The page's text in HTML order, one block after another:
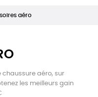
aéro
aéro, sur
les meilleurs gain